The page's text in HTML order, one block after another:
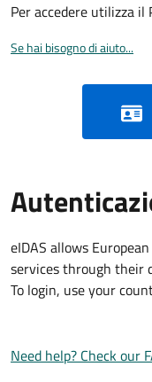
Per accedere utilizza
Se hai bisogno di aiuto...
eIDAS allows
services through their
To login, use your
Need help? Check our